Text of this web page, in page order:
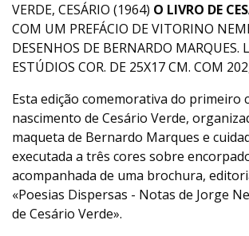
VERDE, CESÁRIO (1964) O LIVRO DE
COM UM PREFÁCIO DE VITORINO
DESENHOS DE BERNARDO MARQUES.
ESTÚDIOS COR. DE 25X17 CM. COM
Esta edição comemorativa do primeiro
nascimento de Cesário Verde,
maqueta de Bernardo Marques e
executada a três cores sobre
acompanhada de uma brochura,
«Poesias Dispersas - Notas de Jorge
de Cesário Verde».